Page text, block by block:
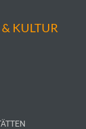
& KULTUR